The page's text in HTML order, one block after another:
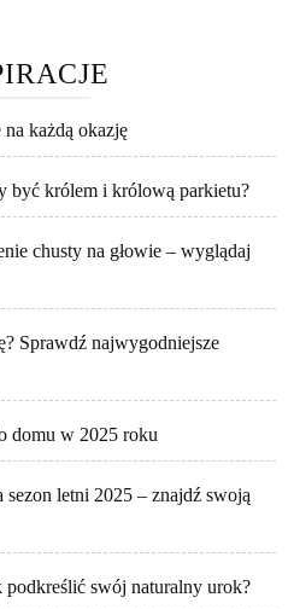
na każdą okazję
być królem i królową parkietu?
chusty na głowie – wyglądaj
Sprawdź najwygodniejsze
domu w 2025 roku
letni 2025 – znajdź swoją
podkreślić swój naturalny urok?